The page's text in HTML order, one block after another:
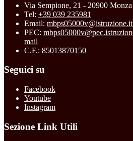
Via Sempione, 21 - 20900
Tel: +39 039 235981
Email: mbps05000v@istruzione.it
PEC:
mail
C.F.: 85013870150
Seguici su
Facebook
Youtube
Instagram
Sezione Link Utili